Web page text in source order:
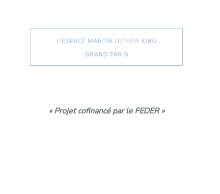
L'ESPACE MARTIN LUTHER KING
GRAND PARIS
« Projet cofinancé par le FEDER »